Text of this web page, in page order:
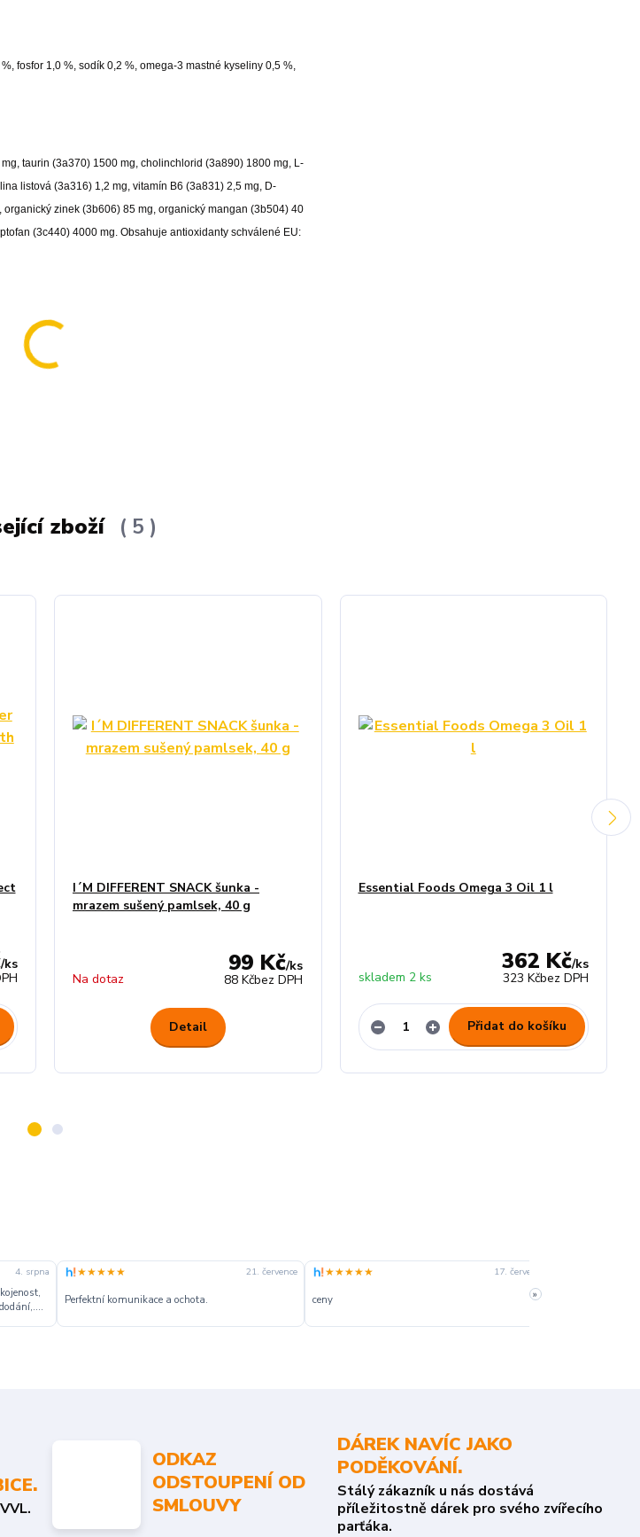
fosfor 1,0 %, sodík 0,2 %, omega-3 mastné kyseliny 0,5 %,
taurin (3a370) 1500 mg, cholinchlorid (3a890) 1800 mg, L-
listová (3a316) 1,2 mg, vitamín B6 (3a831) 2,5 mg, D-
zinek (3b606) 85 mg, organický mangan (3b504) 40
(3c440) 4000 mg. Obsahuje antioxidanty schválené EU:
zboží 5
/ks
I´M DIFFERENT SNACK šunka -
mrazem sušený pamlsek, 40 g
99 Kč/ks
88 Kčbez DPH
Na dotaz
Detail
Essential Foods Omega 3 Oil 1 l
362 Kč/ks
323 Kčbez DPH
skladem 2 ks
Přidat do košíku
4. srpna ★★★★★ 21. července
Perfektní komunikace a ochota.
★★★★★ 17. července
ceny »
ODKAZ
ODSTOUPENÍ OD
SMLOUVY
DÁREK NAVÍC JAKO
PODĚKOVÁNÍ.
Stálý zákazník u nás dostává
příležitostně dárek pro svého zvířecího
parťáka.